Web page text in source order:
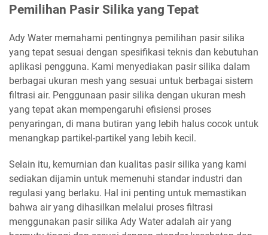
Pemilihan Pasir Silika yang Tepat
Ady Water memahami pentingnya pemilihan pasir silika
yang tepat sesuai dengan spesifikasi teknis dan kebutuhan
aplikasi pengguna. Kami menyediakan pasir silika dalam
berbagai ukuran mesh yang sesuai untuk berbagai sistem
filtrasi air. Penggunaan pasir silika dengan ukuran mesh
yang tepat akan mempengaruhi efisiensi proses
penyaringan, di mana butiran yang lebih halus cocok untuk
menangkap partikel-partikel yang lebih kecil.
Selain itu, kemurnian dan kualitas pasir silika yang kami
sediakan dijamin untuk memenuhi standar industri dan
regulasi yang berlaku. Hal ini penting untuk memastikan
bahwa air yang dihasilkan melalui proses filtrasi
menggunakan pasir silika Ady Water adalah air yang